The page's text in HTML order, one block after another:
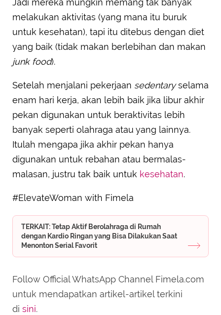
Jadi mereka mungkin memang tak banyak
melakukan aktivitas (yang mana itu buruk
untuk kesehatan), tapi itu ditebus dengan diet
yang baik (tidak makan berlebihan dan makan
junk food).
Setelah menjalani pekerjaan sedentaryselama
enam hari kerja, akan lebih baik jika libur akhir
pekan digunakan untuk beraktivitas lebih
banyak seperti olahraga atau yang lainnya.
Itulah mengapa jika akhir pekan hanya
digunakan untuk rebahan atau bermalas-
malasan, justru tak baik untuk kesehatan.
#ElevateWoman with Fimela
TERKAIT: Tetap Aktif Berolahraga di Rumah
dengan Kardio Ringan yang Bisa Dilakukan Saat
Menonton Serial Favorit
Follow Official WhatsApp Channel Fimela.com
untuk mendapatkan artikel-artikel terkini
di sini.